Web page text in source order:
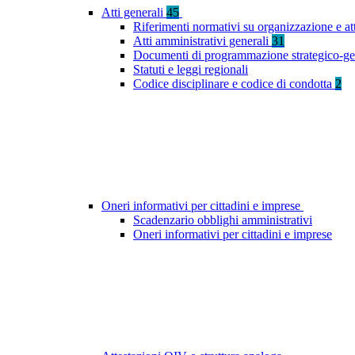
Atti generali 45
Riferimenti normativi su organizzazione e
Atti amministrativi generali 31
Documenti di programmazione strategico-
Statuti e leggi regionali
Codice disciplinare e codice di condotta 2
Oneri informativi per cittadini e imprese
Scadenzario obblighi amministrativi
Oneri informativi per cittadini e imprese